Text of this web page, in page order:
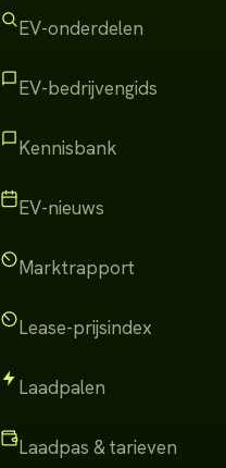
EV-onderdelen
EV-bedrijvengids
Kennisbank
EV-nieuws
Marktrapport
Lease-prijsindex
Laadpalen
Laadpas & tarieven